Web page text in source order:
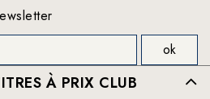
À PRIX CLUB